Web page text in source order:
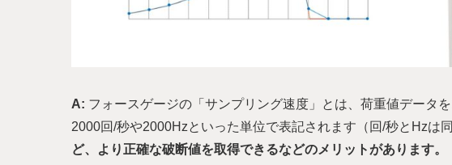
A: フォースゲージの「サンプリング速度」とは、荷重値データ
2000回/秒や2000Hzといった単位で表記されます（回/秒とHzは
ど、より正確な破断値を取得できるなどのメリットがあります。